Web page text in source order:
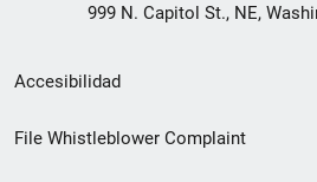
999 N. Capitol St., NE,
Menú
de
Accesibilidad
File Whistleblower Complaint